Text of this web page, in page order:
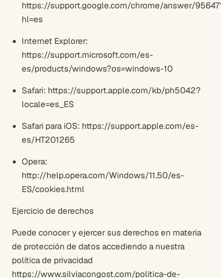
https://support.google.com/chrome/answer/
hl=es
Internet Explorer:
https://support.microsoft.com/es-
es/products/windows?os=windows-10
Safari: https://support.apple.com/kb/ph5042?
locale=es_ES
Safari para iOS: https://support.apple.com/es-
es/HT201265
Opera:
http://help.opera.com/Windows/11.50/es-
ES/cookies.html
Ejercicio de derechos
Puede conocer y ejercer sus derechos en materia
de protección de datos accediendo a nuestra
política de privacidad
https://www.silviacongost.com/politica-de-